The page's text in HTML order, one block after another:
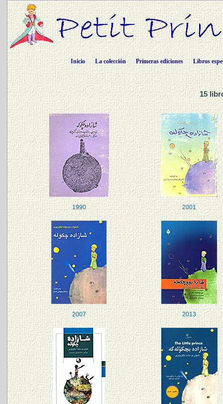
Inicio La colección Primeras ediciones Libros
15
1990 2001
2007 2013